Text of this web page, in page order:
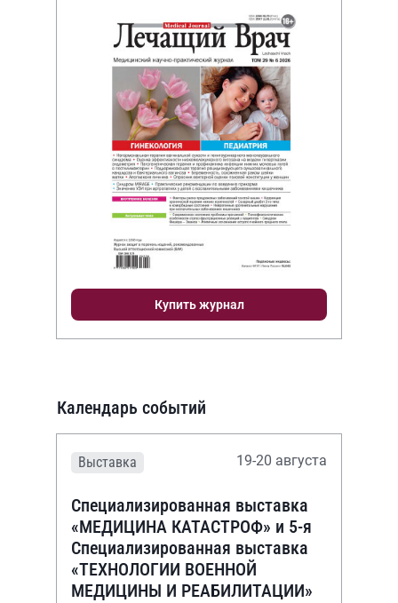
Купить журнал
Календарь событий
Выставка 19-20 августа
Специализированная выставка
«МЕДИЦИНА КАТАСТРОФ» и 5-я
Специализированная выставка
«ТЕХНОЛОГИИ ВОЕННОЙ
МЕДИЦИНЫ И РЕАБИЛИТАЦИИ»